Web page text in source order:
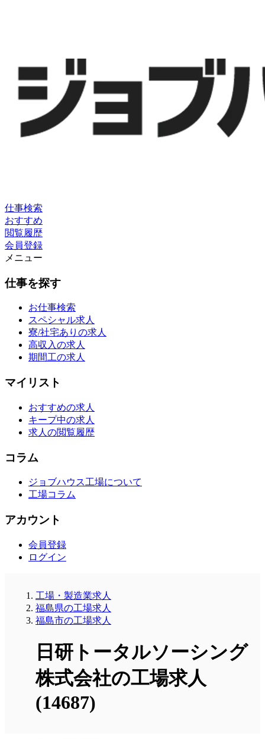
仕事検索
おすすめ
閲覧履歴
会員登録
メニュー
仕事を探す
お仕事検索
スペシャル求人
寮/社宅ありの求人
高収入の求人
期間工の求人
マイリスト
おすすめの求人
キープ中の求人
求人の閲覧履歴
コラム
ジョブハウス工場について
工場コラム
アカウント
会員登録
ログイン
工場・製造業求人
福島県の工場求人
福島市の工場求人
日研トータルソーシング
株式会社の工場求人
(14687)